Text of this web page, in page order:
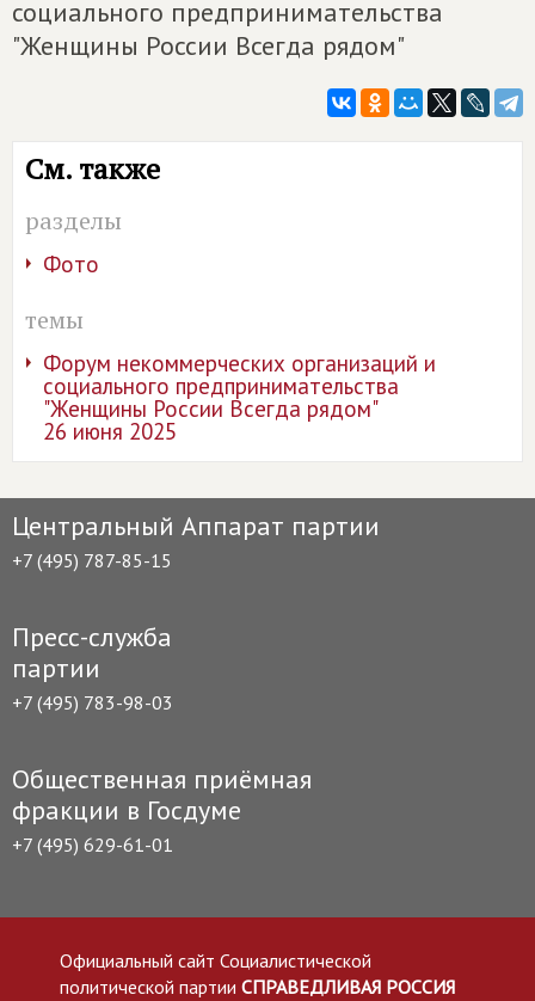
социального предпринимательства
"Женщины России Всегда рядом"
См. также
разделы
Фото
темы
Форум некоммерческих организаций и
социального предпринимательства
"Женщины России Всегда рядом"
26 июня 2025
Центральный Аппарат партии
+7 (495) 787-85-15
Пресс-служба
партии
+7 (495) 783-98-03
Общественная приёмная
фракции в Госдуме
+7 (495) 629-61-01
Официальный сайт Социалистической
политической партии СПРАВЕДЛИВАЯ РОССИЯ